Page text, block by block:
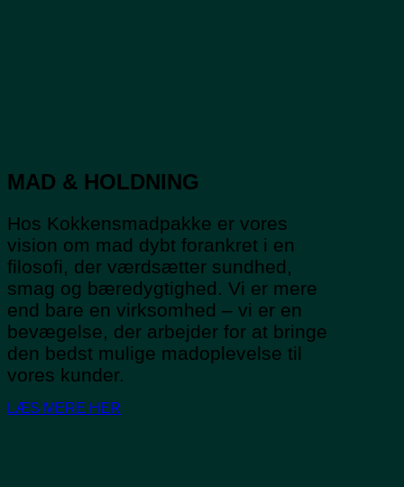
MAD & HOLDNING
Hos Kokkensmadpakke er vores
vision om mad dybt forankret i en
filosofi, der værdsætter sundhed,
smag og bæredygtighed. Vi er mere
end bare en virksomhed – vi er en
bevægelse, der arbejder for at bringe
den bedst mulige madoplevelse til
vores kunder.
LÆS MERE HER